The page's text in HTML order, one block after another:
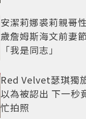
安潔莉娜裘莉親哥
歲詹姆斯海文前妻
「我是同志」
Red Velvet瑟琪獨
以為被認出 下一秒
忙拍照